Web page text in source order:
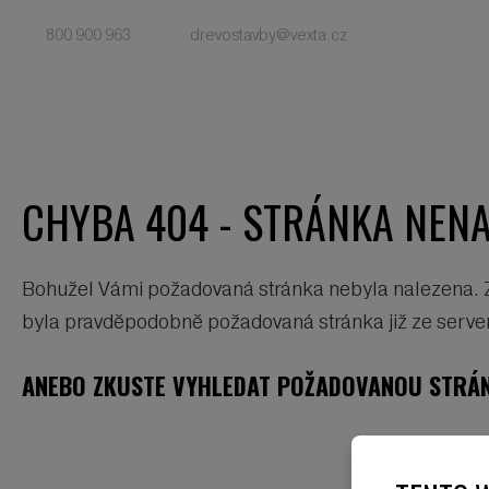
800 900 963 drevostavby@vexta.cz
CHYBA 404 - STRÁNKA
Bohužel Vámi požadovaná stránka nebyla
byla pravděpodobně požadovaná stránka již ze
ANEBO ZKUSTE VYHLEDAT POŽADOVANOU